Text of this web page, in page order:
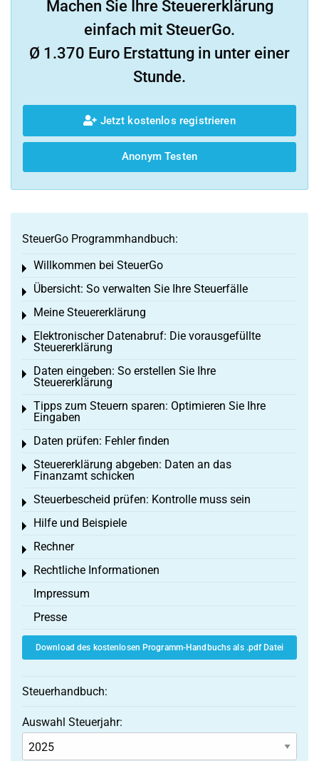
Machen Sie Ihre Steuererklärung
einfach mit SteuerGo.
Ø 1.370 Euro Erstattung in unter einer
Stunde.
Jetzt kostenlos registrieren
Anonym Testen
SteuerGo Programmhandbuch:
Willkommen bei SteuerGo
Toggle menu
Übersicht: So verwalten Sie Ihre Steuerfälle
Toggle menu
Meine Steuererklärung
Toggle menu
Elektronischer Datenabruf: Die vorausgefüllte
Steuererklärung
Toggle menu
Daten eingeben: So erstellen Sie Ihre
Steuererklärung
Toggle menu
Tipps zum Steuern sparen: Optimieren Sie Ihre
Eingaben
Toggle menu
Daten prüfen: Fehler finden
Toggle menu
Steuererklärung abgeben: Daten an das
Finanzamt schicken
Toggle menu
Steuerbescheid prüfen: Kontrolle muss sein
Toggle menu
Hilfe und Beispiele
Toggle menu
Rechner
Toggle menu
Rechtliche Informationen
Toggle menu
Impressum
Presse
Download des kostenlosen Programm-Handbuchs als .pdf Datei
Steuerhandbuch:
Auswahl Steuerjahr: